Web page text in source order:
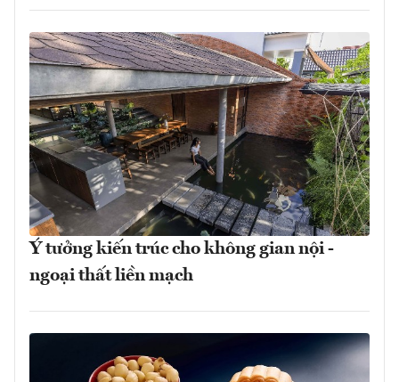
Ý tưởng kiến trúc cho không gian nội -
ngoại thất liền mạch